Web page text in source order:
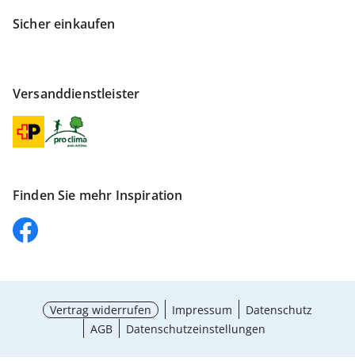
Sicher einkaufen
Versanddienstleister
Finden Sie mehr Inspiration
Vertrag widerrufen Impressum
Datenschutz
AGB
Datenschutzeinstellungen